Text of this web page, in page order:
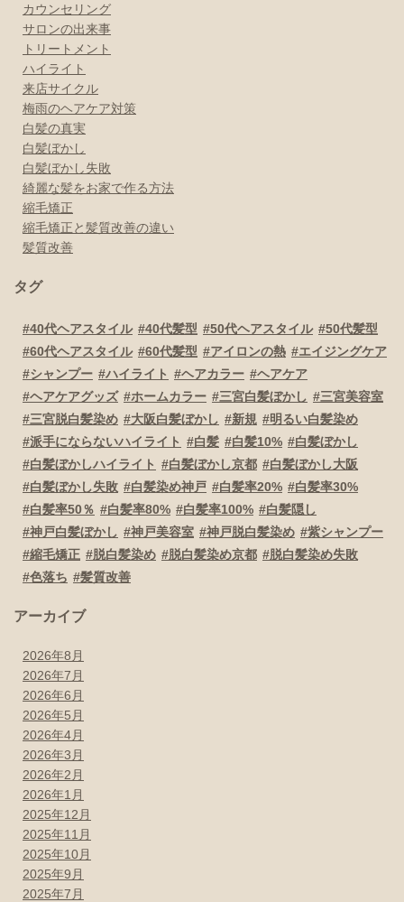
カウンセリング
サロンの出来事
トリートメント
ハイライト
来店サイクル
梅雨のヘアケア対策
白髪の真実
白髪ぼかし
白髪ぼかし失敗
綺麗な髪をお家で作る方法
縮毛矯正
縮毛矯正と髪質改善の違い
髪質改善
タグ
40代ヘアスタイル 40代髪型 50代ヘアスタイル
50代髪型
60代ヘアスタイル
60代髪型 アイロンの熱
エイジングケア
シャンプー
ハイライト ヘアカラー
ヘアケア
ヘアケアグッズ
ホームカラー 三宮白髪ぼかし
三宮美容室
三宮脱白髪染め
大阪白髪ぼかし 新規
明るい白髪染め
派手にならないハイライト
白髪 白髪10%
白髪ぼかし
白髪ぼかしハイライト
白髪ぼかし京都
白髪ぼかし大阪
白髪ぼかし失敗
白髪染め神戸 白髪率20%
白髪率30%
白髪率50％
白髪率80% 白髪率100%
白髪隠し
神戸白髪ぼかし
神戸美容室 神戸脱白髪染め
紫シャンプー
縮毛矯正
脱白髪染め 脱白髪染め京都
脱白髪染め失敗
色落ち
髪質改善
アーカイブ
2026年8月
2026年7月
2026年6月
2026年5月
2026年4月
2026年3月
2026年2月
2026年1月
2025年12月
2025年11月
2025年10月
2025年9月
2025年7月